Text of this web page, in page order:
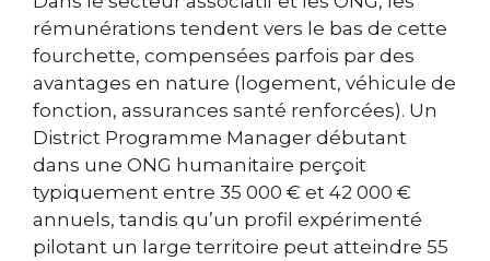
rémunérations tendent vers le bas de cette
fourchette, compensées parfois par des
avantages en nature (logement, véhicule de
fonction, assurances santé renforcées). Un
District Programme Manager débutant
dans une ONG humanitaire perçoit
typiquement entre 35 000 € et 42 000 €
annuels, tandis qu’un profil expérimenté
pilotant un large territoire peut atteindre 55